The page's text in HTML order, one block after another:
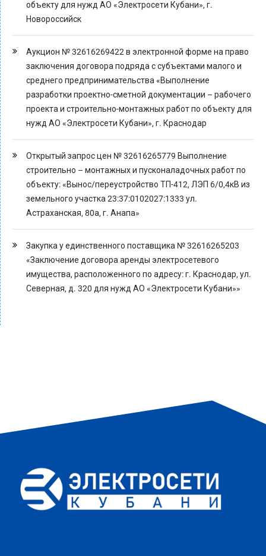
объекту для нужд АО «Электросети Кубани», г.
Новороссийск
Аукцион № 32616269422 в электронной форме на право
заключения договора подряда с субъектами малого и
среднего предпринимательства «Выполнение
разработки проектно-сметной документации – рабочего
проекта и строительно-монтажных работ по объекту для
нужд АО «Электросети Кубани», г. Краснодар
Открытый запрос цен № 32616265779 Выполнение
строительно – монтажных и пусконаладочных работ по
объекту: «Вынос/переустройство ТП-412, ЛЭП 6/0,4кВ из
земельного участка 23:37:0102027:1333 ул.
Астраханская, 80а, г. Анапа»
Закупка у единственного поставщика № 32616265203
«Заключение договора аренды электросетевого
имущества, расположенного по адресу: г. Краснодар, ул.
Северная, д. 320 для нужд АО «Электросети Кубани»»